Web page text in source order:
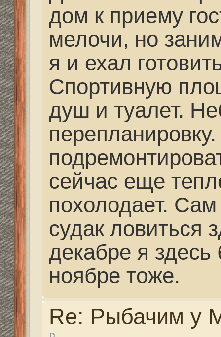
Re: Рыбачим у
Топорик» 28 янв 2016,
Как рыбалка всё
базе...Да а места у
спутнику просто
охота в комплексе с
любят сразу и то и
Re: Рыбачим у
Mikhalich» 05 фев
Топорик писал(а):
Как рыбалка всё
базе...Да а места у
спутнику просто
охота в комплексе с
любят сразу и то и